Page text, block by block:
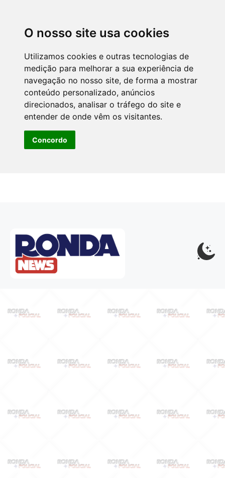
O nosso site usa cookies
Utilizamos cookies e outras tecnologias de
medição para melhorar a sua experiência de
navegação no nosso site, de forma a mostrar
conteúdo personalizado, anúncios
direcionados, analisar o tráfego do site e
entender de onde vêm os visitantes.
Concordo